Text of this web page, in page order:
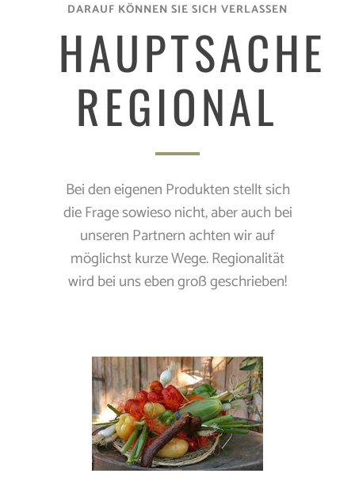
DARAUF KÖNNEN SIE SICH VERLASSEN
HAUPTSACHE
REGIONAL
Bei den eigenen Produkten stellt sich
die Frage sowieso nicht, aber auch bei
unseren Partnern achten wir auf
möglichst kurze Wege. Regionalität
wird bei uns eben groß geschrieben!